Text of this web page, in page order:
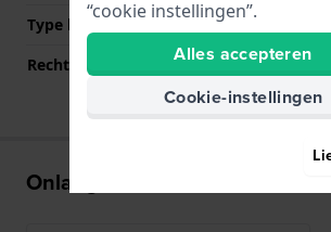
Type bevestiging
Bandpennen
Rechte bandaanzet
Ja
Onlangs bekeken
“cookie instellingen”.
Alles accepteren
Cookie-instellingen